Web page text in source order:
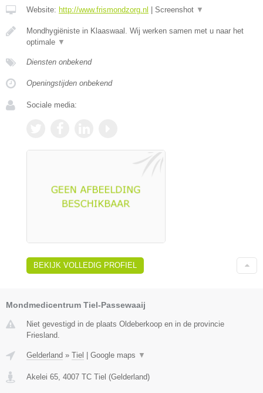
Website: http://www.frismondzorg.nl Screenshot ▼
Mondhygiëniste in Klaaswaal. Wij werken samen met u naar het
optimale ▼
Diensten onbekend
Openingstijden onbekend
Sociale media:
BEKIJK VOLLEDIG PROFIEL
Mondmedicentrum Tiel-Passewaaij
Niet gevestigd in de plaats Oldeberkoop en in de provincie
Friesland.
Gelderland » Tiel Google maps ▼
Akelei 65 4007 TC Tiel (Gelderland)